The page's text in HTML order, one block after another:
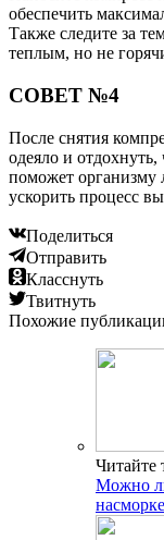
обеспечить
Также следите за
теплым, но не
СОВЕТ №4
После снятия
одеяло и
поможет организму
ускорить процесс
Поделиться
Отправить
Класснуть
Твитнуть
Похожие
Читайте
Можно